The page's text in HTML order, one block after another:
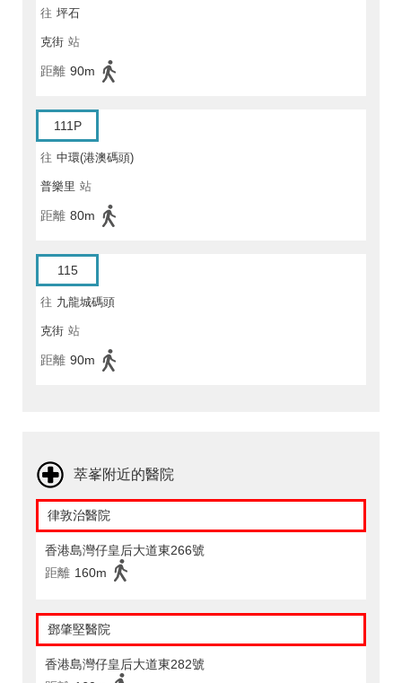
往 坪石
克街 站
距離 90m
111P
往 中環(港澳碼頭)
普樂里 站
距離 80m
115
往 九龍城碼頭
克街 站
距離 90m
萃峯附近的醫院
律敦治醫院
香港島灣仔皇后大道東266號
距離 160m
鄧肇堅醫院
香港島灣仔皇后大道東282號